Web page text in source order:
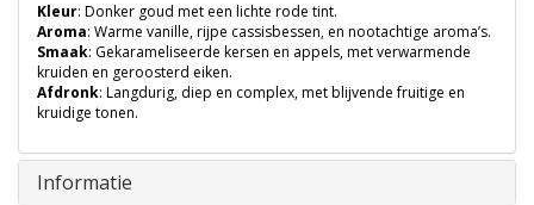
Kleur: Donker goud met een lichte rode tint.
Aroma: Warme vanille, rijpe cassisbessen, en nootachtige aroma’s.
Smaak: Gekarameliseerde kersen en appels, met verwarmende
kruiden en geroosterd eiken.
Afdronk: Langdurig, diep en complex, met blijvende fruitige en
kruidige tonen.
Informatie